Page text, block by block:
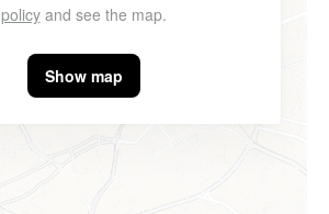
policyand see the map.
Show map